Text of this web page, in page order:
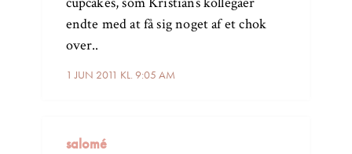
1 JUN 2011 KL. 9:05 AM
endte med at få sig noget af et chok
over..
salomé